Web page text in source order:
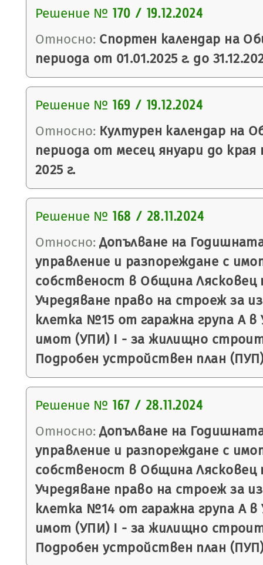
Решение № 170 / 19.12.2024
Относно: Спортен календар на
периода от 01.01.2025 г. до
Решение № 169 / 19.12.2024
Относно: Културен календар на
периода от месец януари до края
2025 г.
Решение № 168 / 28.11.2024
Относно: Допълване на
управление и разпореждане с
собственост в Община Лясковец
Учредяване право на строеж за
клетка №15 от гаражна група А в
имот (УПИ) I - за жилищно
Подробен устройствен план
Решение № 167 / 28.11.2024
Относно: Допълване на
управление и разпореждане с
собственост в Община Лясковец
Учредяване право на строеж за
клетка №14 от гаражна група А в
имот (УПИ) I - за жилищно
Подробен устройствен план